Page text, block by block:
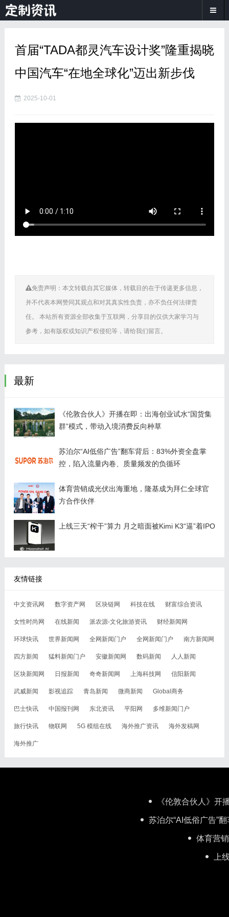
首届“TADA都灵汽车设计奖”隆重揭晓
中国汽车“在地全球化”迈出新步伐
2025-10-01
免责声明：本文转载自其它媒体，转载目的在于传递更多信息，
并不代表本网赞同其观点和对其真实性负责，亦不负任何法律责
任。 本站所有资源全部收集于互联网，分享目的仅供大家学习与
参考，如有版权或知识产权侵犯等，请给我们留言。
最新
《伦敦合伙人》开播在即：出海创业试水“国货集
群”模式，带动入境消费反向种草
苏泊尔“AI低俗广告”翻车背后：83%外资全盘掌
控，陷入流量内卷、质量频发的负循环
体育营销成光伏出海重地，隆基成为拜仁全球官
方合作伙伴
上线三天“榨干”算力 月之暗面被Kimi K3“逼”着IPO
友情链接
中文资讯网 数字资产网 区块链网 科技在线 财富综合资讯
女性时尚网 在线新闻 派农源-文化旅游资讯 财经新闻网
环球快讯 世界新闻网 全网新闻门户 全网新闻门户 南方新闻网
四方新闻 猛料新闻门户 安徽新闻网 数码新闻 人人新闻
区块新闻网 日报新闻 奇奇新闻网 上海科技网 信阳新闻
武威新闻 影视追踪 青岛新闻 微商新闻 Global商务
巴士快讯 中国报刊网 东北资讯 平阳网 多维新闻门户
旅行快讯 物联网 5G 模组在线 海外推广资讯 海外发稿网
海外推广
《伦敦合伙人》开
苏泊尔“AI低俗广告”
体育营
上